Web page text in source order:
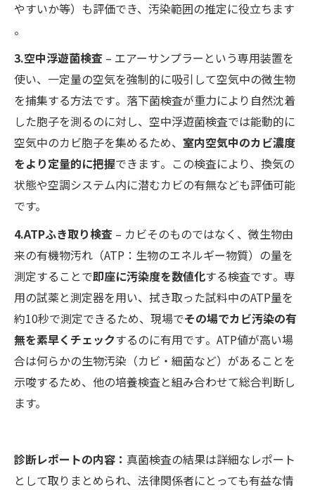
やすいか等）も評価でき、汚染範囲の推定に役立ちます​
。
3.空中浮遊菌検査 – エアーサンプラーという専用装置を
使い、一定量の空気を強制的に吸引して空気中の微生物
を捕集する方法です​。落下菌検査が重力により自然沈着
した胞子を測るのに対し、空中浮遊菌検査では能動的に
空気中のカビ胞子を集めるため、 室内空気中のカビ濃度
をより定量的に把握できます​。この検査により、換気の
状態や空調システム内に潜むカビの有無なども評価可能
です。
4.ATPふき取り検査 – カビそのものではなく、微生物由
来の有機物汚れ（ATP：生物のエネルギー物質）の量を
測定することで即座に汚染度を数値化する検査です​。専
用の試薬と測定器を用い、拭き取った試料中のATP量を
約10秒で測定できるため、現場でその場でカビ汚染の有
無を素早くチェックするのに有用です​。ATP値が高い場
合は何らかの生物汚染（カビ・細菌など）があることを
示唆するため、他の培養検査と組み合わせて総合判断し
ます。
診断レポートの内容： 真菌検査の結果は詳細なレポート
として取りまとめられ、法律関係者にとっても有益な情